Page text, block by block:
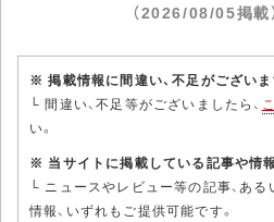
（2026/08/05掲載
※ 掲載情報に間違い、不足がございま
└ 間違い、不足等がございましたら、
い。
※ 当サイトに掲載している記事や情
└ ニュースやレビュー等の記事、あ
情報、いずれもご提供可能です。